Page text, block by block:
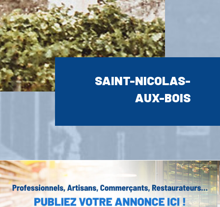
SAINT-NICOLAS-
AUX-BOIS